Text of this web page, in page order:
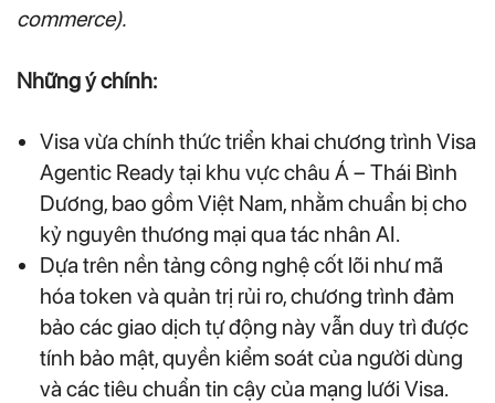
commerce).
Những ý chính:
Visa vừa chính thức triển khai chương trình Visa
Agentic Ready tại khu vực châu Á – Thái Bình
Dương, bao gồm Việt Nam, nhằm chuẩn bị cho
kỷ nguyên thương mại qua tác nhân AI.
Dựa trên nền tảng công nghệ cốt lõi như mã
hóa token và quản trị rủi ro, chương trình đảm
bảo các giao dịch tự động này vẫn duy trì được
tính bảo mật, quyền kiểm soát của người dùng
và các tiêu chuẩn tin cậy của mạng lưới Visa.